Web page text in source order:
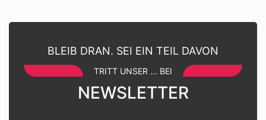
BLEIB DRAN. SEI EIN TEIL DAVON
TRITT UNSER ... BEI
NEWSLETTER